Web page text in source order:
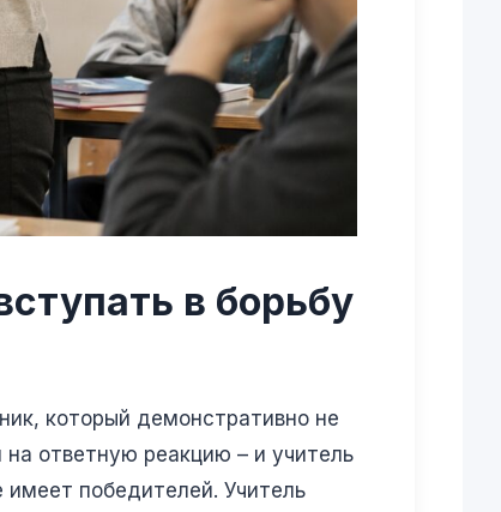
в борьбу
который демонстративно не
ответную реакцию – и учитель
победителей. Учитель